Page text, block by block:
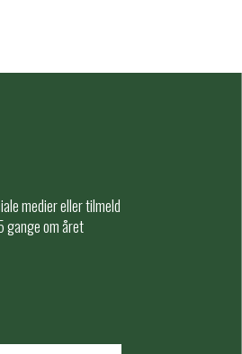
medier eller tilmeld
gange om året